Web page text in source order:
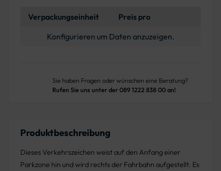
Verpackungseinheit
Preis pro
Konfigurieren um Daten anzuzeigen.
Sie haben Fragen oder wünschen eine Beratung?
Rufen Sie uns unter der 089 1222 838 00 an!
Produktbeschreibung
Dieses Verkehrszeichen weist auf den Anfang einer
Parkzone hin und wird rechts der Fahrbahn aufgestellt. Es